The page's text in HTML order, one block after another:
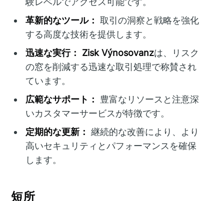
革新的なツール： 取引の洞察と戦略を強化
する高度な技術を提供します。
迅速な実行：
Zisk Výnosovanzは、リスク
の窓を削減する迅速な取引処理で称賛され
ています。
広範なサポート：
豊富なリソースと注意深
いカスタマーサービスが特徴です。
定期的な更新： 継続的な改善により、より
高いセキュリティとパフォーマンスを確保
します。
短所